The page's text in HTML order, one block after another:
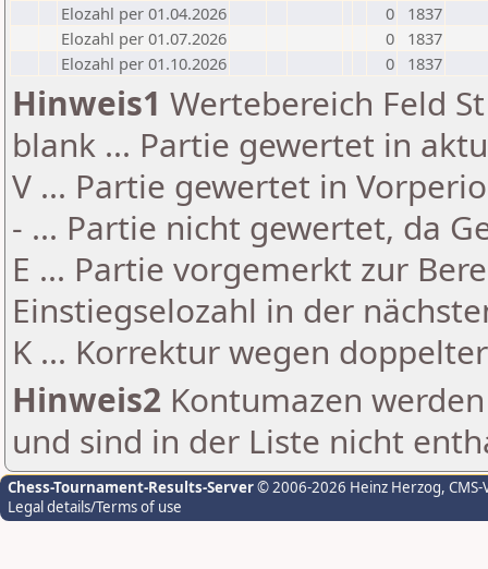
Elozahl per 01.04.2026
0
1837
Elozahl per 01.07.2026
0
1837
Elozahl per 01.10.2026
0 1837
Hinweis1 Wertebereich Feld
blank ... Partie gewertet in
V ... Partie gewertet in
- ... Partie nicht gewertet, da
E ... Partie vorgemerkt zur
Einstiegselozahl in der
K ... Korrektur wegen
Hinweis2 Kontumazen
und sind in der Liste nicht
Chess-Tournament-Results-Server© 2006-2026 Heinz Herzog,
Legal details/Terms of use